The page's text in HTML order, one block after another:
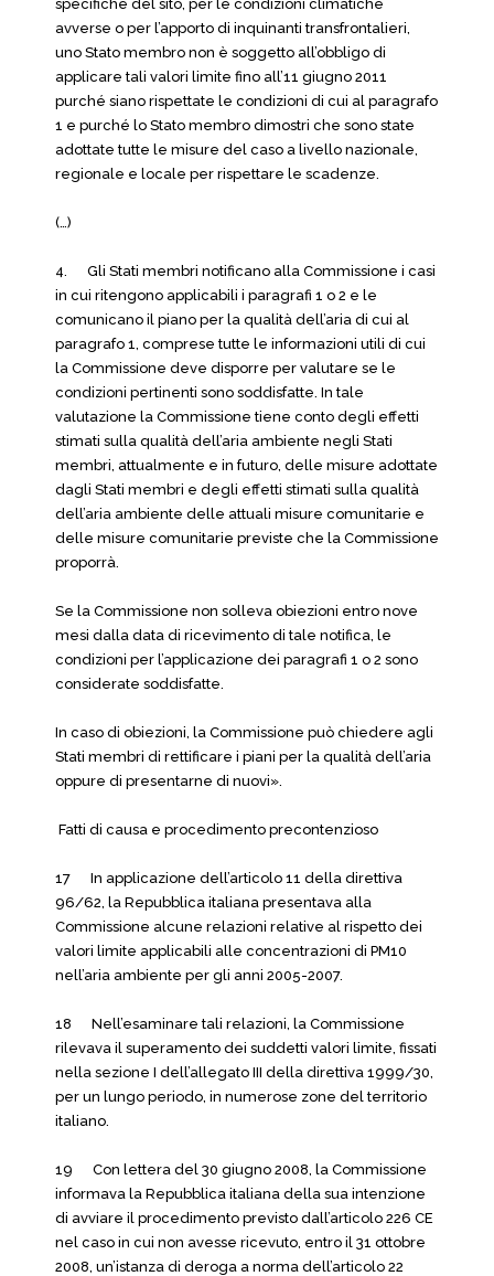
specifiche del sito, per le condizioni climatiche
avverse o per l’apporto di inquinanti transfrontalieri,
uno Stato membro non è soggetto all’obbligo di
applicare tali valori limite fino all’11 giugno 2011
purché siano rispettate le condizioni di cui al paragrafo
1 e purché lo Stato membro dimostri che sono state
adottate tutte le misure del caso a livello nazionale,
regionale e locale per rispettare le scadenze.
(…)
4. Gli Stati membri notificano alla Commissione i casi
in cui ritengono applicabili i paragrafi 1 o 2 e le
comunicano il piano per la qualità dell’aria di cui al
paragrafo 1, comprese tutte le informazioni utili di cui
la Commissione deve disporre per valutare se le
condizioni pertinenti sono soddisfatte. In tale
valutazione la Commissione tiene conto degli effetti
stimati sulla qualità dell’aria ambiente negli Stati
membri, attualmente e in futuro, delle misure adottate
dagli Stati membri e degli effetti stimati sulla qualità
dell’aria ambiente delle attuali misure comunitarie e
delle misure comunitarie previste che la Commissione
proporrà.
Se la Commissione non solleva obiezioni entro nove
mesi dalla data di ricevimento di tale notifica, le
condizioni per l’applicazione dei paragrafi 1 o 2 sono
considerate soddisfatte.
In caso di obiezioni, la Commissione può chiedere agli
Stati membri di rettificare i piani per la qualità dell’aria
oppure di presentarne di nuovi».
Fatti di causa e procedimento precontenzioso
17 In applicazione dell’articolo 11 della direttiva
96/62, la Repubblica italiana presentava alla
Commissione alcune relazioni relative al rispetto dei
valori limite applicabili alle concentrazioni di PM10
nell’aria ambiente per gli anni 2005-2007.
18 Nell’esaminare tali relazioni, la Commissione
rilevava il superamento dei suddetti valori limite, fissati
nella sezione I dell’allegato III della direttiva 1999/30,
per un lungo periodo, in numerose zone del territorio
italiano.
19 Con lettera del 30 giugno 2008, la Commissione
informava la Repubblica italiana della sua intenzione
di avviare il procedimento previsto dall’articolo 226 CE
nel caso in cui non avesse ricevuto, entro il 31 ottobre
2008, un’istanza di deroga a norma dell’articolo 22